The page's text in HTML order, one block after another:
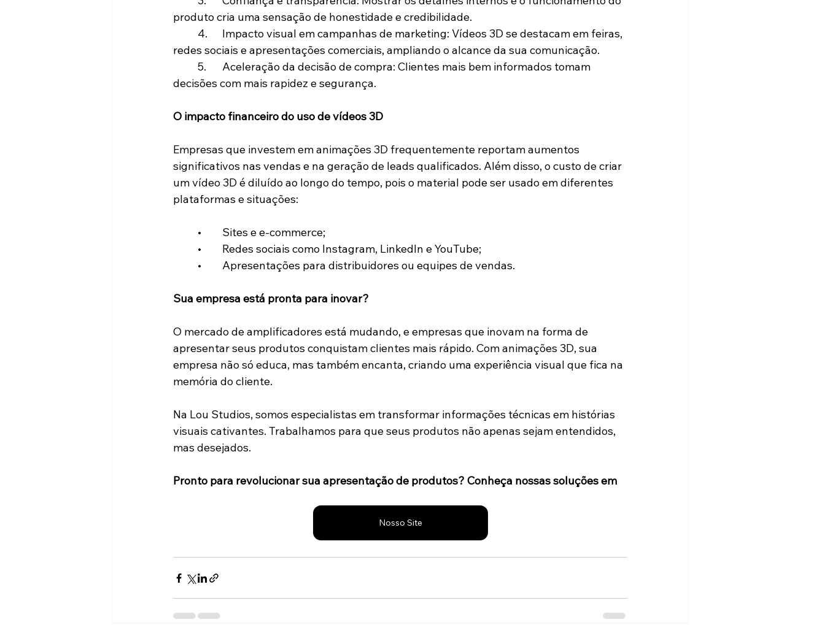
produto cria uma sensação de honestidade e credibilidade.
redes sociais e apresentações comerciais, ampliando o alcance da sua comunicação.
decisões com mais rapidez e segurança.
O impacto financeiro do uso de vídeos 3D
Empresas que investem em animações 3D frequentemente reportam aumentos
significativos nas vendas e na geração de leads qualificados. Além disso, o custo de criar
um vídeo 3D é diluído ao longo do tempo, pois o material pode ser usado em diferentes
plataformas e situações:
	•	Sites e e-commerce;
	•	Redes sociais como Instagram, LinkedIn e YouTube;
	•	Apresentações para distribuidores ou equipes de vendas.
Sua empresa está pronta para inovar?
O mercado de amplificadores está mudando, e empresas que inovam na forma de
apresentar seus produtos conquistam clientes mais rápido. Com animações 3D, sua
empresa não só educa, mas também encanta, criando uma experiência visual que fica na
memória do cliente.
Na Lou Studios, somos especialistas em transformar informações técnicas em histórias
visuais cativantes. Trabalhamos para que seus produtos não apenas sejam entendidos,
mas desejados.
Pronto para revolucionar sua apresentação de produtos? Conheça nossas soluções em
Nosso Site